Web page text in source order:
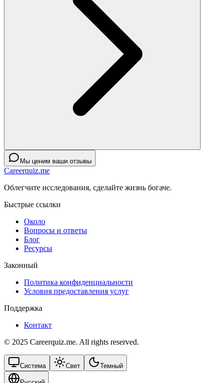
Мы ценим ваши отзывы
Careerquiz.me
Облегчите исследования, сделайте жизнь богаче.
Быстрые ссылки
Около
Вопросы и ответы
Блог
Ресурсы
Законный
Политика конфиденциальности
Условия предоставления услуг
Поддержка
Контакт
© 2025 Careerquiz.me. All rights reserved.
Система Свет Темный